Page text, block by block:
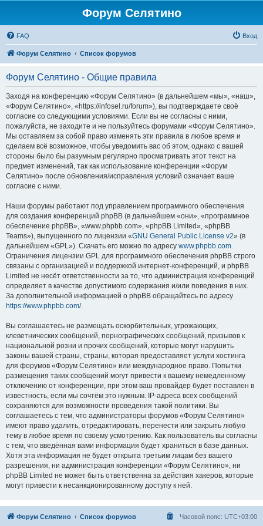
Форум Селятино
FAQ Вход
Форум Селятино Список форумов
Форум Селятино - Общие правила
Заходя на конференцию «Форум Селятино» (в дальнейшем «мы», «наш»,
«Форум Селятино», «https://infosel.ru/forum»), вы подтверждаете своё
согласие со следующими условиями. Если вы не согласны с ними,
пожалуйста, не заходите и не пользуйтесь форумами «Форум Селятино».
Мы оставляем за собой право изменять эти правила в любое время и
сделаем всё возможное, чтобы уведомить вас об этом, однако с вашей
стороны было бы разумным регулярно просматривать этот текст на
предмет изменений, так как использование конференции «Форум
Селятино» после обновления/исправления условий означает ваше
согласие с ними.
Наши форумы работают под управлением программного обеспечения
для создания конференций phpBB (в дальнейшем «они», «программное
обеспечение phpBB», «www.phpbb.com», «phpBB Limited», «phpBB
Teams»), выпущенного по лицензии «GNU General Public License v2» (в
дальнейшем «GPL»). Скачать его можно по адресу www.phpbb.com.
Ограничения лицензии GPL для программного обеспечения phpBB строго
связаны с организацией и поддержкой интернет-конференций, и phpBB
Limited не несёт ответственности за то, что администрация конференций
определяет в качестве допустимого содержания и/или поведения в них.
За дополнительной информацией о phpBB обращайтесь по адресу
https://www.phpbb.com/.
Вы соглашаетесь не размещать оскорбительных, угрожающих,
клеветнических сообщений, порнографических сообщений, призывов к
национальной розни и прочих сообщений, которые могут нарушить
законы вашей страны, страны, которая предоставляет услуги хостинга
для форумов «Форум Селятино» или международное право. Попытки
размещения таких сообщений могут привести к вашему немедленному
отключению от конференции, при этом ваш провайдер будет поставлен в
известность, если мы сочтём это нужным. IP-адреса всех сообщений
сохраняются для возможности проведения такой политики. Вы
соглашаетесь с тем, что администраторы форумов «Форум Селятино»
имеют право удалить, отредактировать, перенести или закрыть любую
тему в любое время по своему усмотрению. Как пользователь вы согласны
с тем, что введённая вами информация будет храниться в базе данных.
Хотя эта информация не будет открыта третьим лицам без вашего
разрешения, ни администрация конференции «Форум Селятино», ни
phpBB Limited не может быть ответственна за действия хакеров, которые
могут привести к несанкционированному доступу к ней.
Форум Селятино Список форумов Часовой пояс: UTC+03:00